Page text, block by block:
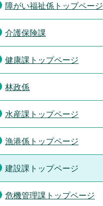
障がい福祉係トップページ
介護保険課
健康課トップページ
林政係
水産課トップページ
漁港係トップページ
建設課トップページ
危機管理課トップページ